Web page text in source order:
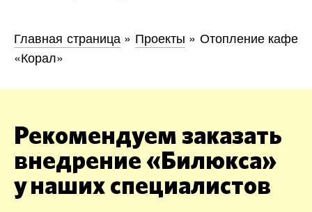
Главная страница» Проекты » Отопление кафе
«Корал»
Рекомендуем заказать
внедрение «Билюкса»
у наших специалистов